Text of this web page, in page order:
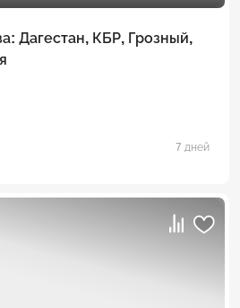
Дагестан, КБР, Грозный,
7 дней